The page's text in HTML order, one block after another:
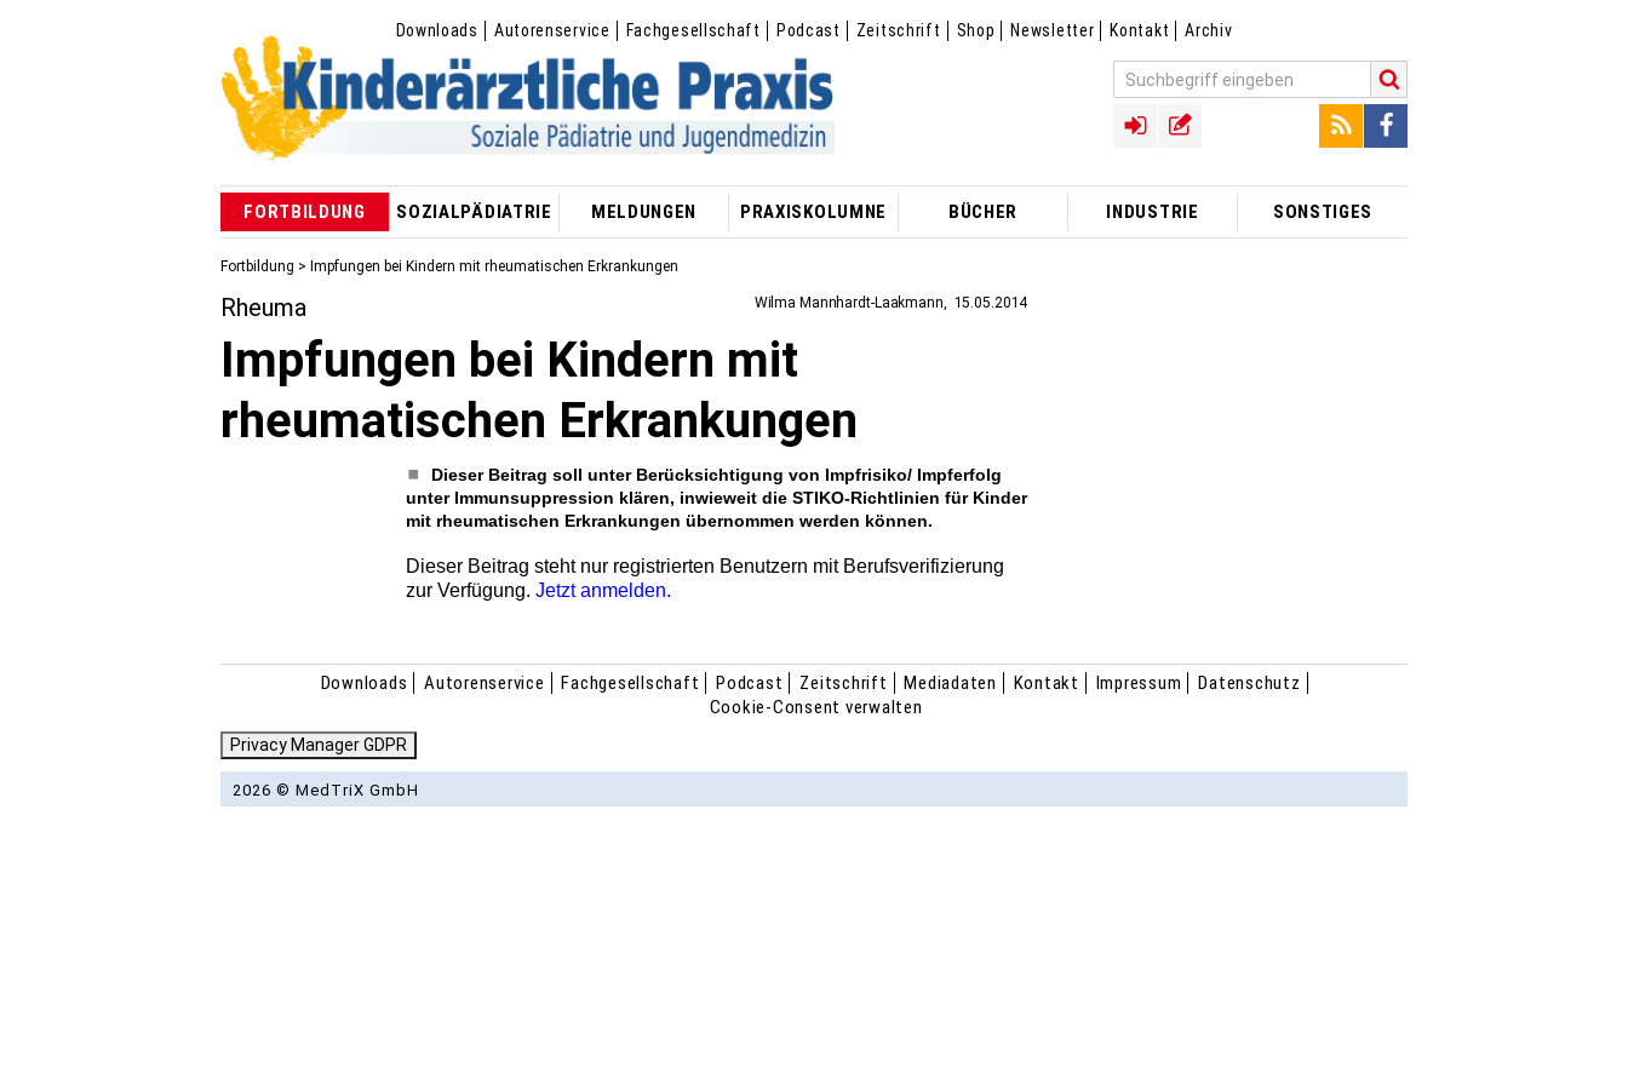
Downloads Autorenservice Fachgesellschaft Podcast Zeitschrift Shop Newsletter Kontakt Archiv
FORTBILDUNG SOZIALPÄDIATRIE MELDUNGEN PRAXISKOLUMNE BÜCHER INDUSTRIE SONSTIGES
Fortbildung > Impfungen bei Kindern mit rheumatischen Erkrankungen
Wilma Mannhardt-Laakmann 15.05.2014
Rheuma
Impfungen bei Kindern mit
rheumatischen Erkrankungen
Dieser Beitrag soll unter Berücksichtigung von Impfrisiko/ Impferfolg
unter Immunsuppression klären, inwieweit die STIKO-Richtlinien für Kinder
mit rheumatischen Erkrankungen übernommen werden können.
Dieser Beitrag steht nur registrierten Benutzern mit Berufsverifizierung
zur Verfügung.Jetzt anmelden.
Downloads Autorenservice Fachgesellschaft Podcast Zeitschrift Mediadaten Kontakt Impressum
Datenschutz
Cookie-Consent verwalten
Privacy Manager GDPR
2026 © MedTriX GmbH